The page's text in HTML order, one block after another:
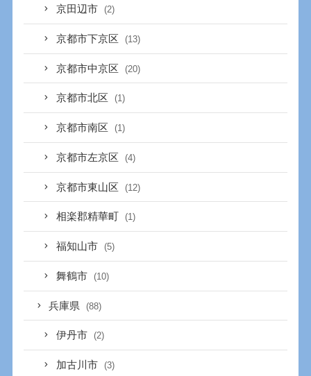
京田辺市 (2)
京都市下京区 (13)
京都市中京区 (20)
京都市北区 (1)
京都市南区 (1)
京都市左京区 (4)
京都市東山区 (12)
相楽郡精華町 (1)
福知山市 (5)
舞鶴市 (10)
兵庫県 (88)
伊丹市 (2)
加古川市 (3)